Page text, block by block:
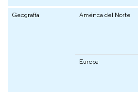
Geografía América del Norte
Europa